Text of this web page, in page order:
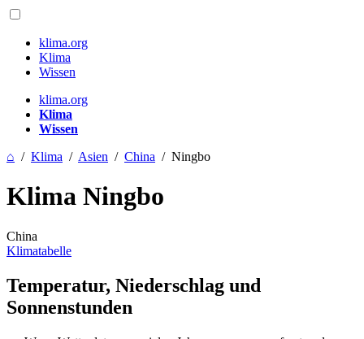
klima.org
Klima
Wissen
klima.org
Klima
Wissen
⌂ / Klima / Asien / China / Ningbo
Klima Ningbo
China
Klimatabelle
Temperatur, Niederschlag und
Sonnenstunden